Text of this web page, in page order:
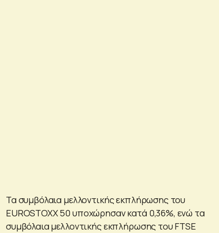
Τα συμβόλαια μελλοντικής εκπλήρωσης του
EUROSTOXX 50 υποχώρησαν κατά 0,36%, ενώ τα
συμβόλαια μελλοντικής εκπλήρωσης του FTSE